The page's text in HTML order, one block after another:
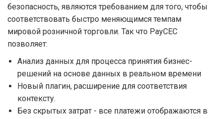
безопасность, являются требованием для того, чтобы
соответствовать быстро меняющимся темпам
мировой розничной торговли. Так что PayCEC
позволяет:
Анализ данных для процесса принятия бизнес-
решений на основе данных в реальном времени
Новый плагин, расширение для соответствия
контексту.
Без скрытых затрат - все платежи отображаются в